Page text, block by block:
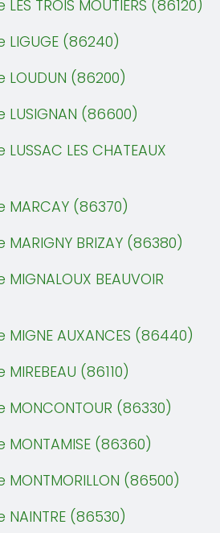
TROIS MOUTIERS (86120)
(86240)
(86200)
(86600)
LES CHATEAUX
(86370)
BRIZAY (86380)
BEAUVOIR
AUXANCES (86440)
(86110)
(86330)
(86360)
(86500)
(86530)